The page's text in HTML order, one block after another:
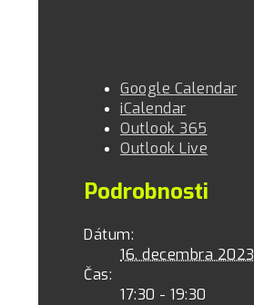
Google Calendar
iCalendar
Outlook 365
Outlook Live
Podrobnosti
Dátum:
16. decembra 2023
Čas:
17:30 - 19:30